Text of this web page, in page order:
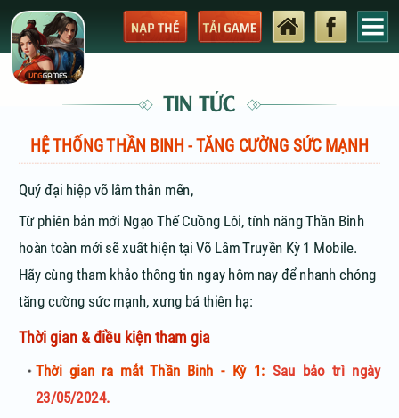
TIN TỨC
HỆ THỐNG THẦN BINH - TĂNG CƯỜNG SỨC MẠNH
Quý đại hiệp võ lâm thân mến,
Từ phiên bản mới Ngạo Thế Cuồng Lôi, tính năng Thần Binh
hoàn toàn mới sẽ xuất hiện tại Võ Lâm Truyền Kỳ 1 Mobile.
Hãy cùng tham khảo thông tin ngay hôm nay để nhanh chóng
tăng cường sức mạnh, xưng bá thiên hạ:
Thời gian & điều kiện tham gia
Thời gian ra mắt Thần Binh - Kỳ 1: Sau bảo trì ngày
23/05/2024.